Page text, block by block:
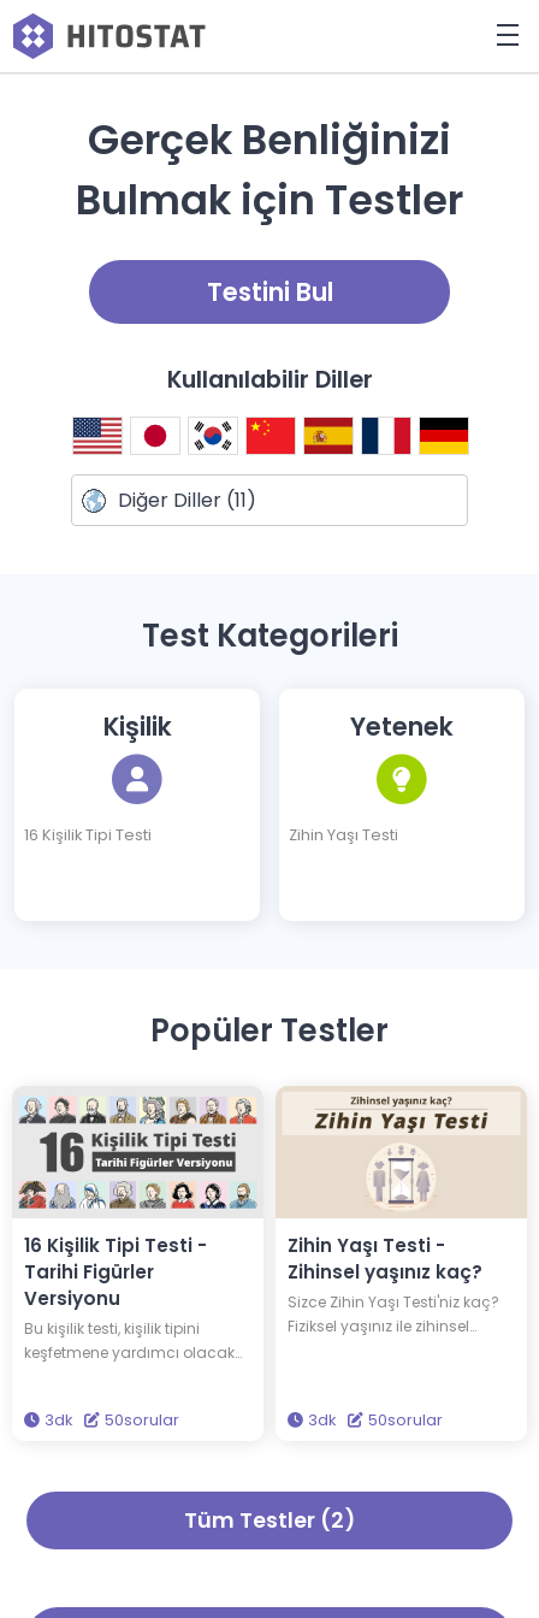
Gerçek Benliğinizi
Bulmak için Testler
Testini Bul
Kullanılabilir Diller
Diğer Diller (11)
Test Kategorileri
Kişilik
16 Kişilik Tipi Testi
Yetenek
Zihin Yaşı Testi
Popüler Testler
16 Kişilik Tipi Testi -
Tarihi Figürler
Versiyonu
Bu kişilik testi, kişilik tipini
keşfetmene yardımcı olacak
olduğunu söyleyecektir. Edison
kişiliğine dair yeni bilgiler
keşfetmek için bu testi çöz.
3dk 50sorular
Zihin Yaşı Testi -
Zihinsel yaşınız kaç?
Sizce Zihin Yaşı Testi'niz kaç?
Fiziksel yaşınız ile zihinsel
soruyu cevaplayarak Zihin
3dk 50sorular
Tüm Testler (2)